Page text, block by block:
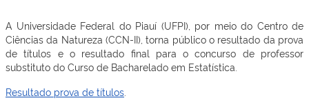
A Universidade Federal do Piauí (UFPI), por meio do Centro de
Ciências da Natureza (CCN-II), torna público o resultado da prova
de títulos e o resultado final para o concurso de professor
substituto do Curso de Bacharelado em Estatística.
Resultado prova de títulos